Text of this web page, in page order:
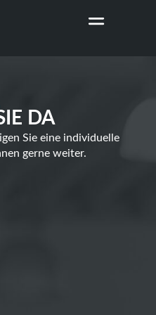
DA
Sie eine individuelle
gerne weiter.